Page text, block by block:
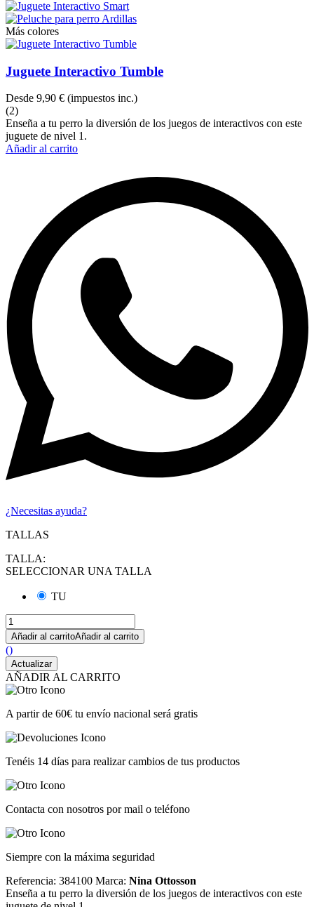
Más colores
Juguete Interactivo Tumble
Desde 9,90 € (impuestos inc.)
(2)
Enseña a tu perro la diversión de los juegos de interactivos con este
juguete de nivel 1.
Añadir al carrito
¿Necesitas ayuda?
TALLAS
TALLA:
SELECCIONAR UNA TALLA
TU
Añadir al carritoAñadir al carrito
()
AÑADIR AL CARRITO
A partir de 60€ tu envío nacional será gratis
Tenéis 14 días para realizar cambios de tus productos
Contacta con nosotros por mail o teléfono
Siempre con la máxima seguridad
Referencia: 384100 Marca: Nina Ottosson
Enseña a tu perro la diversión de los juegos de interactivos con este